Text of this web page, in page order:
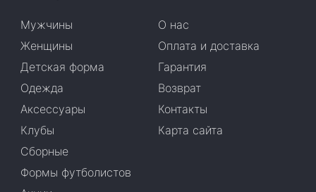
Мужчины
Женщины
Детская форма
Одежда
Аксессуары
Клубы
Сборные
Формы футболистов
О нас
Оплата и доставка
Гарантия
Возврат
Контакты
Карта сайта